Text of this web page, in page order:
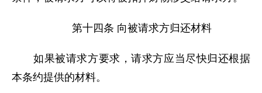
第十四条 向被请求方归还材料
如果被请求方要求，请求方应当尽快归还根据
本条约提供的材料。